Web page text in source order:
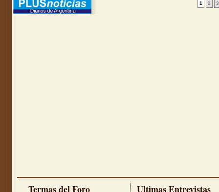
1 2 3
Termas del Foro Ultimas Entrevistas